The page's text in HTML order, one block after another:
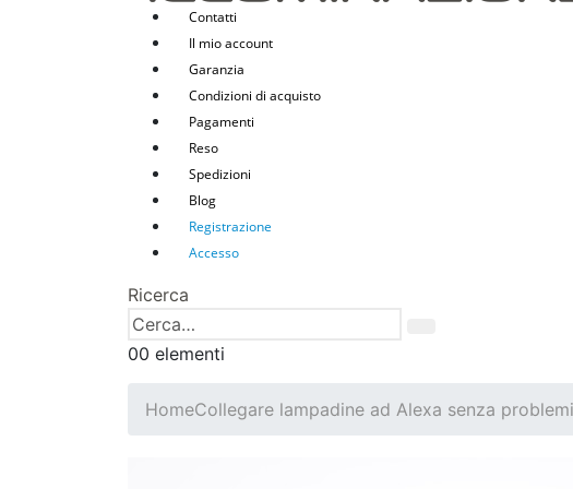
Contatti
Il mio account
Garanzia
Condizioni di acquisto
Pagamenti
Reso
Spedizioni
Blog
Registrazione
Accesso
Ricerca
00 elementi
HomeCollegare lampadine ad Alexa senza problemi